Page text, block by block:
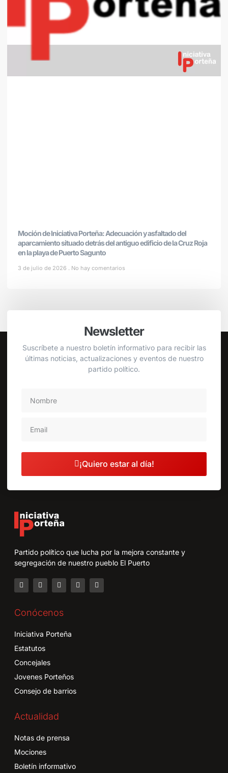
Moción de Iniciativa Porteña: Adecuación y asfaltado del
aparcamiento situado detrás del antiguo edificio de la Cruz Roja
en la playa de Puerto Sagunto
3 de julio de 2026 No hay comentarios
Newsletter
Suscríbete a nuestro boletín informativo para recibir las
últimas noticias, actualizaciones y eventos de nuestro
partido político.
¡Quiero estar al día!
Partido político que lucha por la mejora constante y
segregación de nuestro pueblo El Puerto
Conócenos
Iniciativa Porteña
Estatutos
Concejales
Jovenes Porteños
Consejo de barrios
Actualidad
Notas de prensa
Mociones
Boletín informativo